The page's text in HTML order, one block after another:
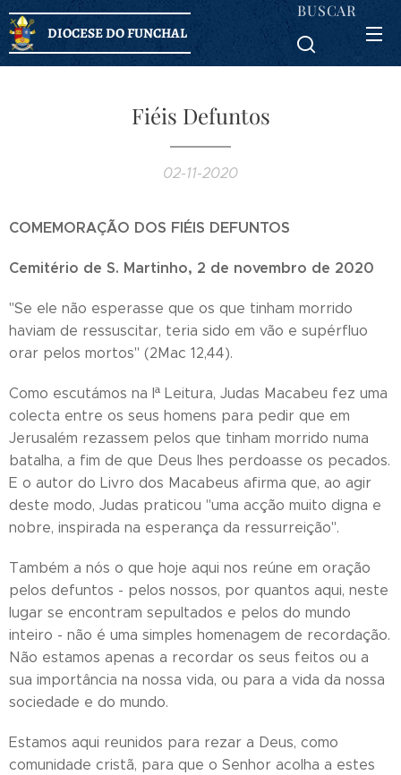
DIOCESE DO FUNCHAL
BUSCAR
Fiéis Defuntos
02-11-2020
COMEMORAÇÃO DOS FIÉIS DEFUNTOS
Cemitério de S. Martinho, 2 de novembro de 2020
"Se ele não esperasse que os que tinham morrido
haviam de ressuscitar, teria sido em vão e supérfluo
orar pelos mortos" (2Mac 12,44).
Como escutámos na Iª Leitura, Judas Macabeu fez uma
colecta entre os seus homens para pedir que em
Jerusalém rezassem pelos que tinham morrido numa
batalha, a fim de que Deus lhes perdoasse os pecados.
E o autor do Livro dos Macabeus afirma que, ao agir
deste modo, Judas praticou "uma acção muito digna e
nobre, inspirada na esperança da ressurreição".
Também a nós o que hoje aqui nos reúne em oração
pelos defuntos - pelos nossos, por quantos aqui, neste
lugar se encontram sepultados e pelos do mundo
inteiro - não é uma simples homenagem de recordação.
Não estamos apenas a recordar os seus feitos ou a
sua importância na nossa vida, ou para a vida da nossa
sociedade e do mundo.
Estamos aqui reunidos para rezar a Deus, como
comunidade cristã, para que o Senhor acolha a estes